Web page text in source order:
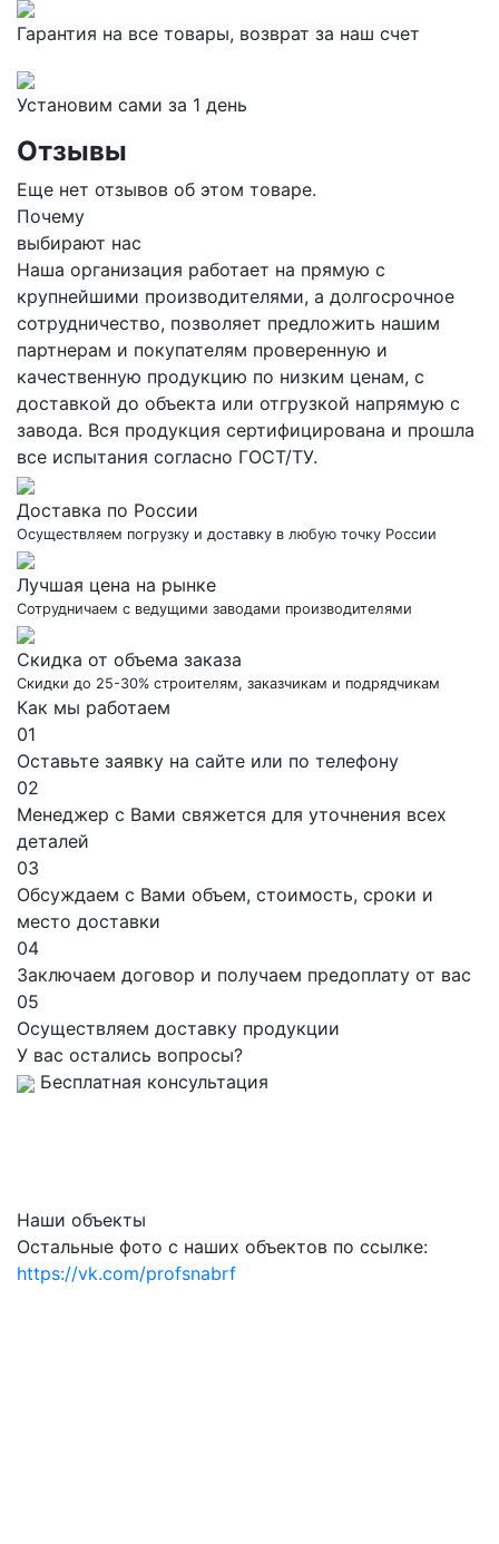
Гарантия на все товары, возврат за наш счет
Установим сами за 1 день
Отзывы
Еще нет отзывов об этом товаре.
Почему
выбирают нас
Наша организация работает на прямую с
крупнейшими производителями, а долгосрочное
сотрудничество, позволяет предложить нашим
партнерам и покупателям проверенную и
качественную продукцию по низким ценам, с
доставкой до объекта или отгрузкой напрямую с
завода. Вся продукция сертифицирована и прошла
все испытания согласно ГОСТ/ТУ.
Доставка по России
Осуществляем погрузку и доставку в любую точку России
Лучшая цена на рынке
Сотрудничаем с ведущими заводами производителями
Скидка от объема заказа
Скидки до 25-30% строителям, заказчикам и подрядчикам
Как мы работаем
01
Оставьте заявку на сайте или по телефону
02
Менеджер с Вами свяжется для уточнения всех
деталей
03
Обсуждаем с Вами объем, стоимость, сроки и
место доставки
04
Заключаем договор и получаем предоплату от вас
05
Осуществляем доставку продукции
У вас остались вопросы?
Бесплатная консультация
Наши объекты
Остальные фото с наших объектов по ссылке:
https://vk.com/profsnabrf